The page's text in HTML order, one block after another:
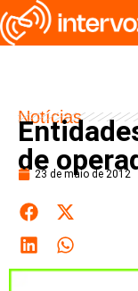
Notícias
de23 de maio de 2012